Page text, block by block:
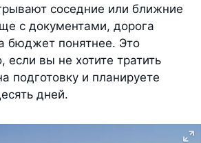
соседние или ближние
с документами, дорога
бюджет понятнее. Это
если вы не хотите тратить
подготовку и планируете
дней.